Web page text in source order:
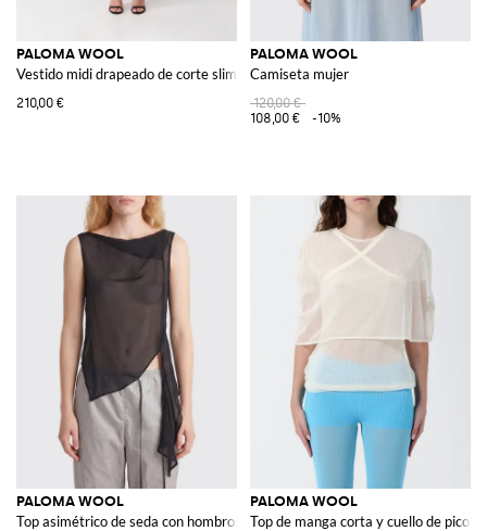
PALOMA WOOL
Vestido midi drapeado de corte slim de algodón orgánico
210,00 €
PALOMA WOOL
Camiseta mujer
120,00 €
108,00 €
-10%
PALOMA WOOL
Top asimétrico de seda con hombros descubiertos y cuello redondo
PALOMA WOOL
Top de manga corta y cuello de pico